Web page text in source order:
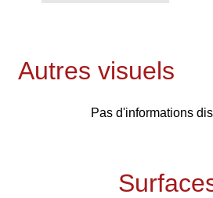
Autres visuels
Pas d'informations